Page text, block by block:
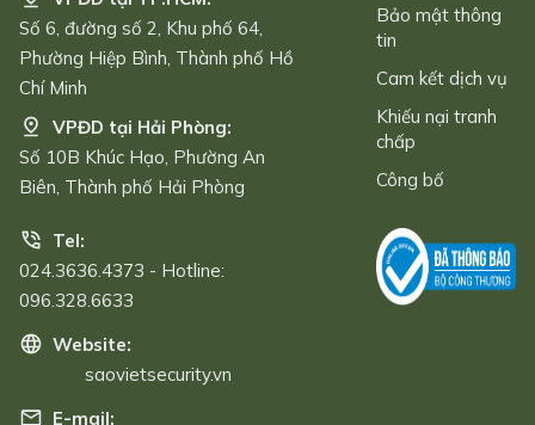
Số 6, đường số 2, Khu phố 64,
Phường Hiệp Bình, Thành phố Hồ
Chí Minh
VPĐD tại Hải Phòng:
Số 10B Khúc Hạo, Phường An
Biên, Thành phố Hải Phòng
Tel:
024.3636.4373 - Hotline:
096.328.6633
Website:
saovietsecurity.vn
E-mail:
Bảo mật thông
tin
Cam kết dịch vụ
Khiếu nại tranh
chấp
Công bố